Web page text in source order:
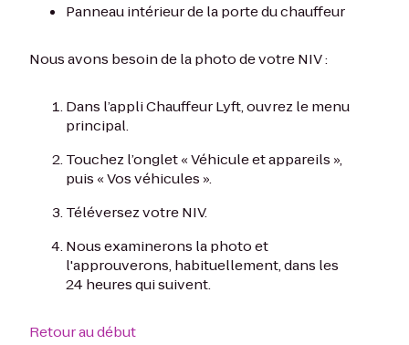
Panneau intérieur de la porte du chauffeur
Nous avons besoin de la photo de votre NIV :
Dans l’appli Chauffeur Lyft, ouvrez le menu
principal.
Touchez l’onglet « Véhicule et appareils »,
puis « Vos véhicules ».
Téléversez votre NIV.
Nous examinerons la photo et
l'approuverons, habituellement, dans les
24 heures qui suivent.
Retour au début